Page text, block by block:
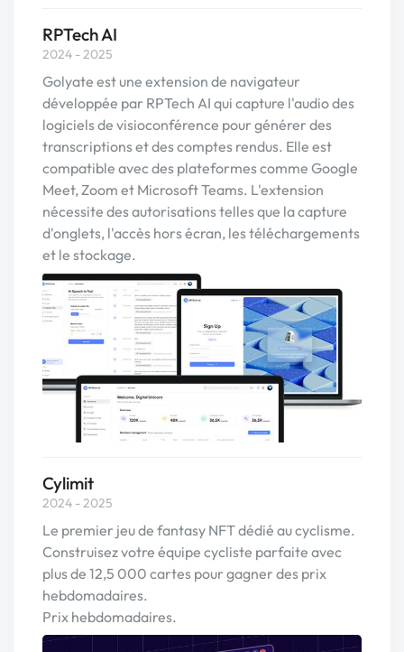
RPTech AI
2024 - 2025
Golyate est une extension de navigateur
développée par RPTech AI qui capture l'audio des
logiciels de visioconférence pour générer des
transcriptions et des comptes rendus. Elle est
compatible avec des plateformes comme Google
Meet, Zoom et Microsoft Teams. L'extension
nécessite des autorisations telles que la capture
d'onglets, l'accès hors écran, les téléchargements
et le stockage.
Cylimit
2024 - 2025
Le premier jeu de fantasy NFT dédié au cyclisme.
Construisez votre équipe cycliste parfaite avec
plus de 12,5 000 cartes pour gagner des prix
hebdomadaires.
Prix hebdomadaires.